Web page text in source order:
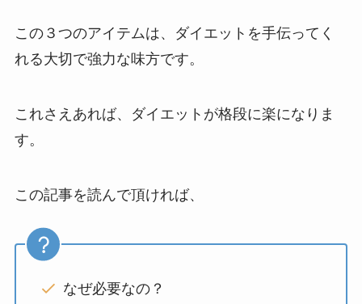
この３つのアイテムは、ダイエットを手伝ってく
れる大切で強力な味方です。
これさえあれば、ダイエットが格段に楽になりま
す。
この記事を読んで頂ければ、
なぜ必要なの？